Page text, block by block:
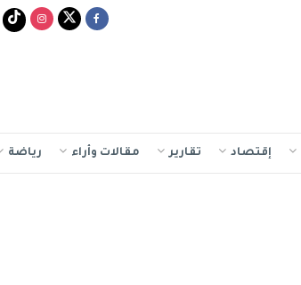
إقتصاد تقارير مقالات وأراء رياضة